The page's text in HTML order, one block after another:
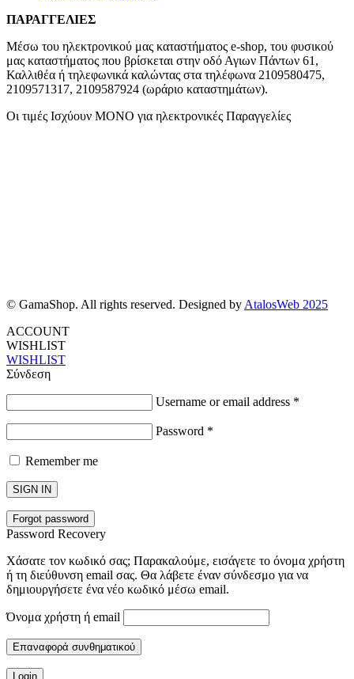
ΠΑΡΑΓΓΕΛΙΕΣ
Μέσω του ηλεκτρονικού μας καταστήματος e-shop, του φυσικού
μας καταστήματος που βρίσκεται στην οδό Αγιων Πάντων 61,
Καλλιθέα ή τηλεφωνικά καλώντας στα τηλέφωνα 2109580475,
2109571317, 2109587924 (ωράριο καταστημάτων).
Οι τιμές Ισχύουν ΜΟΝΟ για ηλεκτρονικές Παραγγελίες
© GamaShop. All rights reserved. Designed by AtalosWeb 2025
ACCOUNT
WISHLIST
WISHLIST
Σύνδεση
Username or email address *
Password *
Remember me
SIGN IN
Forgot password
Password Recovery
Χάσατε τον κωδικό σας; Παρακαλούμε, εισάγετε το όνομα χρήστη
ή τη διεύθυνση email σας. Θα λάβετε έναν σύνδεσμο για να
δημιουργήσετε ένα νέο κωδικό μέσω email.
Όνομα χρήστη ή email
Επαναφορά συνθηματικού
Login